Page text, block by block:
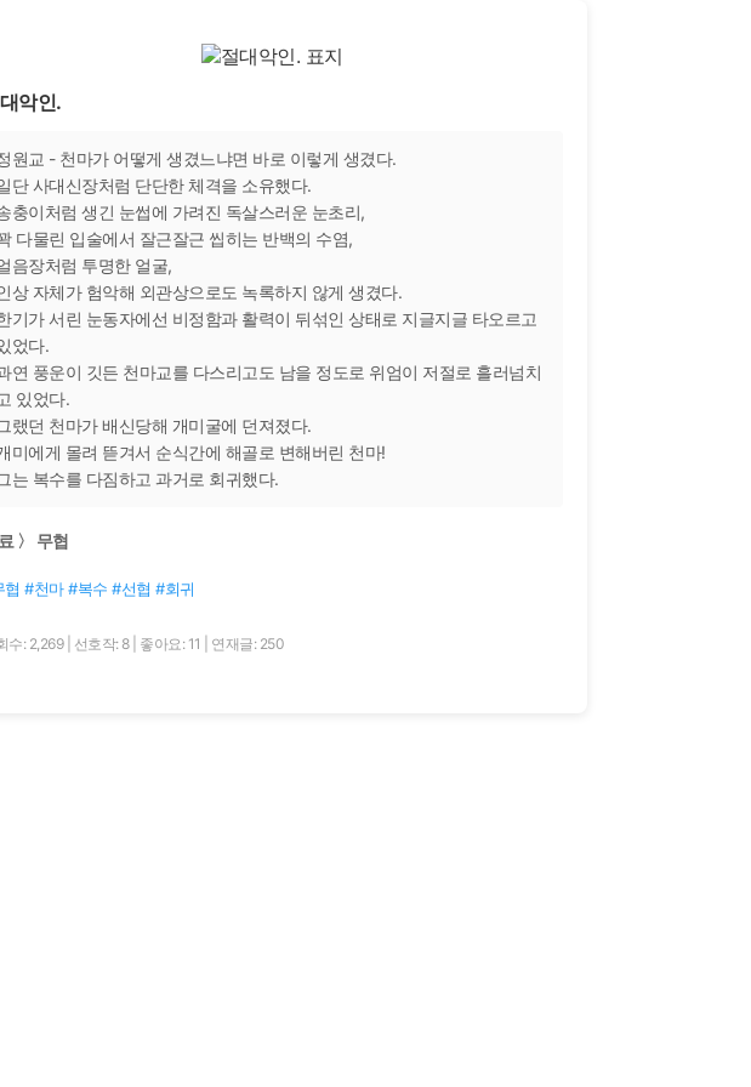
악인.
원교 - 천마가 어떻게 생겼느냐면 바로 이렇게 생겼다.
단 사대신장처럼 단단한 체격을 소유했다.
충이처럼 생긴 눈썹에 가려진 독살스러운 눈초리,
다물린 입술에서 잘근잘근 씹히는 반백의 수염,
음장처럼 투명한 얼굴,
상 자체가 험악해 외관상으로도 녹록하지 않게 생겼다.
기가 서린 눈동자에선 비정함과 활력이 뒤섞인 상태로 지글지글 타오르고
었다.
연 풍운이 깃든 천마교를 다스리고도 남을 정도로 위엄이 저절로 흘러넘치
있었다.
랬던 천마가 배신당해 개미굴에 던져졌다.
미에게 몰려 뜯겨서 순식간에 해골로 변해버린 천마!
는 복수를 다짐하고 과거로 회귀했다.
〉 무협
협 #천마 #복수 #선협 #회귀
수: 2,269 선호작: 8 좋아요: 11 연재글: 250